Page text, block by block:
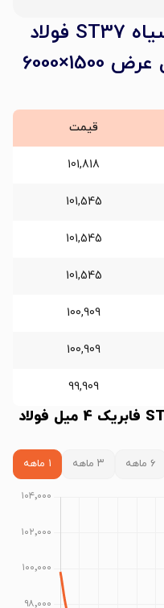
ورق سیاه ST37 فولاد
مبارکه ضخامت 4 میل عرض 1500×6000
قیمت
101,818
101,545
101,545
101,545
100,909
100,909
99,909
نمودار قیمت ورق سیاه ST37 فابریک 4 میل فولاد
۶ ماهه ۳ ماهه ۱ ماهه